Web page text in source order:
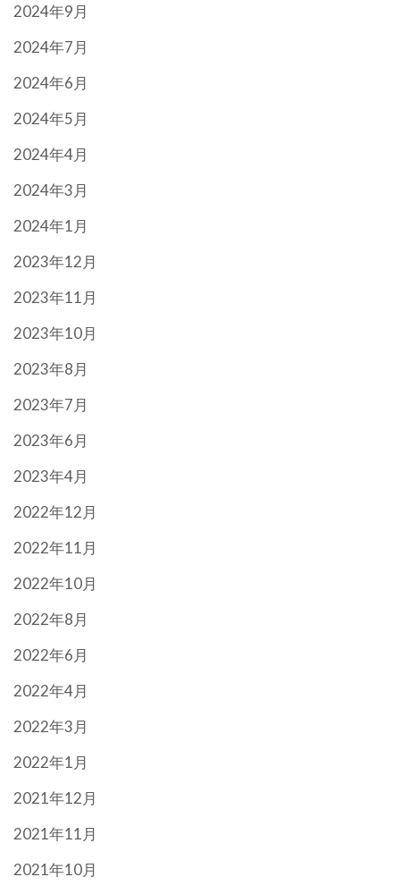
2024年9月
2024年7月
2024年6月
2024年5月
2024年4月
2024年3月
2024年1月
2023年12月
2023年11月
2023年10月
2023年8月
2023年7月
2023年6月
2023年4月
2022年12月
2022年11月
2022年10月
2022年8月
2022年6月
2022年4月
2022年3月
2022年1月
2021年12月
2021年11月
2021年10月